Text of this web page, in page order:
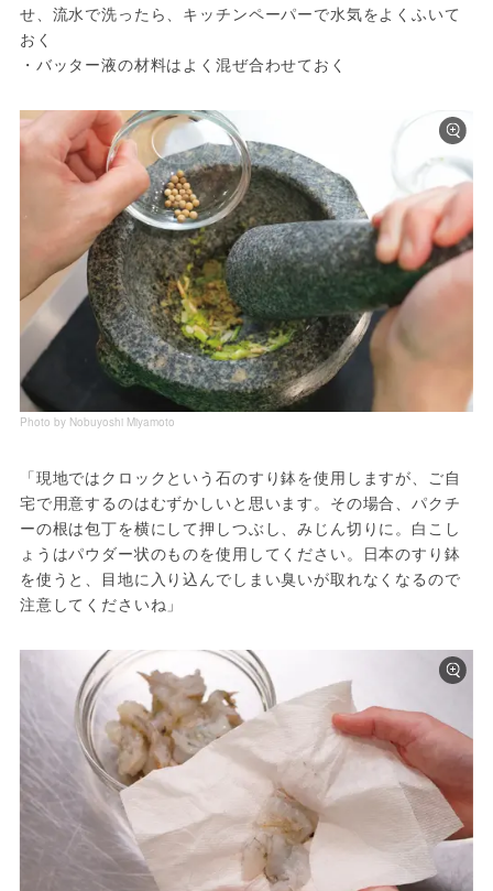
せ、流水で洗ったら、キッチンペーパーで水気をよくふいて
おく
・バッター液の材料はよく混ぜ合わせておく
Photo by Nobuyoshi Miyamoto
「現地ではクロックという石のすり鉢を使用しますが、ご自
宅で用意するのはむずかしいと思います。その場合、パクチ
ーの根は包丁を横にして押しつぶし、みじん切りに。白こし
ょうはパウダー状のものを使用してください。日本のすり鉢
を使うと、目地に入り込んでしまい臭いが取れなくなるので
注意してくださいね」